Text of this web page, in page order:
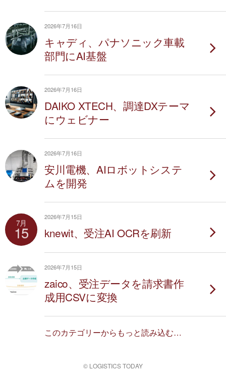
2026年7月16日
キャディ、パナソニック車載
部門にAI基盤
2026年7月16日
DAIKO XTECH、調達DXテーマ
にウェビナー
2026年7月16日
安川電機、AIロボットシステ
ムを開発
7月
15
2026年7月15日
knewit、受注AI OCRを刷新
2026年7月15日
zaico、受注データを請求書作
成用CSVに変換
このカテゴリーからもっと読み込む…
© LOGISTICS TODAY